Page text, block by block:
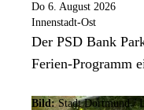
Do 6. August 2026
Innenstadt-Ost
Der PSD Bank
Ferien-Programm
Bild: Stadt Dortmund /